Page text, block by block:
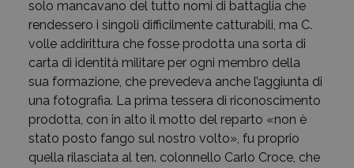
solo mancavano del tutto nomi di battaglia che
rendessero i singoli difficilmente catturabili, ma C.
volle addirittura che fosse prodotta una sorta di
carta di identità militare per ogni membro della
sua formazione, che prevedeva anche l’aggiunta di
una fotografia. La prima tessera di riconoscimento
prodotta, con in alto il motto del reparto «non è
stato posto fango sul nostro volto», fu proprio
quella rilasciata al ten. colonnello Carlo Croce, che